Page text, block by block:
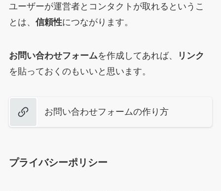
ユーザーが運営者とコンタクトが取れるというこ
とは、 信頼性につながります。
お問い合わせフォームを作成してあれば、
リンク
を貼っておくのもいいと思います。
お問い合わせフォームの作り方
プライバシーポリシー